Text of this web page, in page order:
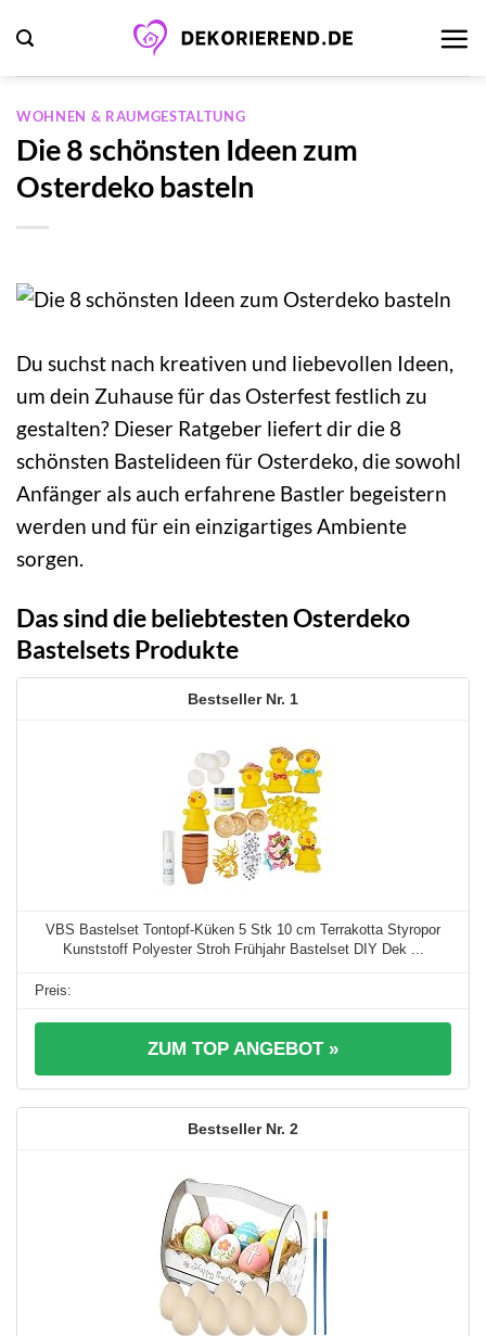
Inhalt
springen
WOHNEN & RAUMGESTALTUNG
Die 8 schönsten Ideen zum
Osterdeko basteln
Du suchst nach kreativen und liebevollen Ideen,
um dein Zuhause für das Osterfest festlich zu
gestalten? Dieser Ratgeber liefert dir die 8
schönsten Bastelideen für Osterdeko, die sowohl
Anfänger als auch erfahrene Bastler begeistern
werden und für ein einzigartiges Ambiente
sorgen.
Das sind die beliebtesten Osterdeko
Bastelsets Produkte
1
VBS Bastelset Tontopf-Küken 5 Stk 10 cm Terrakotta Styropor
Kunststoff Polyester Stroh Frühjahr Bastelset DIY Dek ...
ZUM TOP ANGEBOT »
2